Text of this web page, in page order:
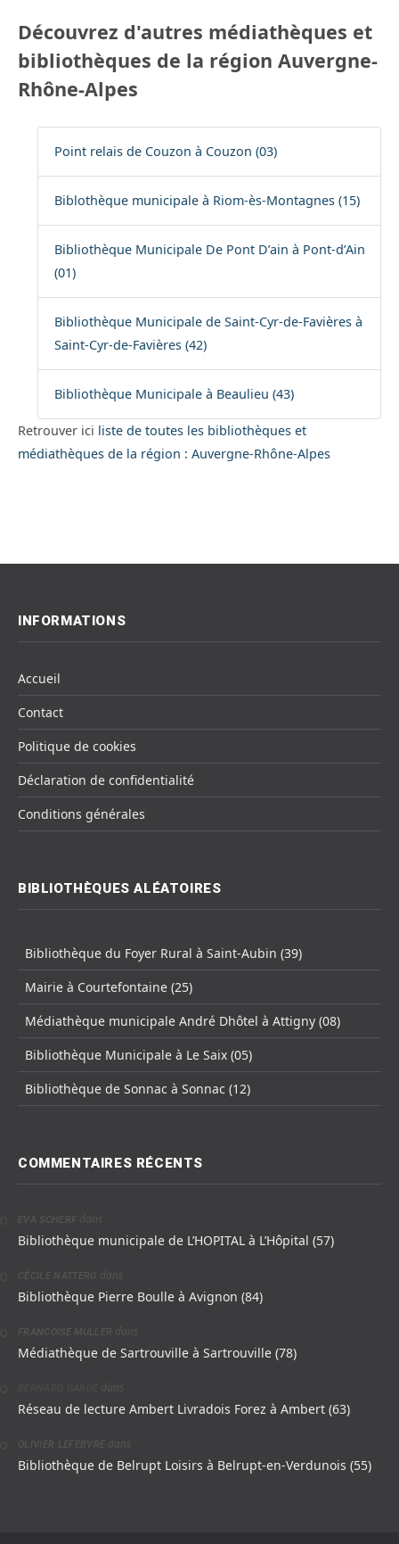
Découvrez d'autres médiathèques et
bibliothèques de la région Auvergne-
Rhône-Alpes
Point relais de Couzon à Couzon (03)
Biblothèque municipale à Riom-ès-Montagnes (15)
Bibliothèque Municipale De Pont D’ain à Pont-d’Ain
(01)
Bibliothèque Municipale de Saint-Cyr-de-Favières à
Saint-Cyr-de-Favières (42)
Bibliothèque Municipale à Beaulieu (43)
Retrouver ici liste de toutes les bibliothèques et
médiathèques de la région : Auvergne-Rhône-Alpes
INFORMATIONS
Accueil
Contact
Politique de cookies
Déclaration de confidentialité
Conditions générales
BIBLIOTHÈQUES ALÉATOIRES
Bibliothèque du Foyer Rural à Saint-Aubin (39)
Mairie à Courtefontaine (25)
Médiathèque municipale André Dhôtel à Attigny (08)
Bibliothèque Municipale à Le Saix (05)
Bibliothèque de Sonnac à Sonnac (12)
COMMENTAIRES RÉCENTS
EVA SCHERF dans
Bibliothèque municipale de L’HOPITAL à L’Hôpital (57)
CÉCILE NATTERO dans
Bibliothèque Pierre Boulle à Avignon (84)
FRANCOISE MULLER dans
Médiathèque de Sartrouville à Sartrouville (78)
dans
Réseau de lecture Ambert Livradois Forez à Ambert (63)
OLIVIER LEFEBVRE dans
Bibliothèque de Belrupt Loisirs à Belrupt-en-Verdunois (55)